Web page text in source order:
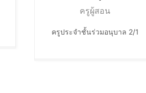
ครูผู้สอน
ครูประจำชั้นร่วมอนุบาล 2/1